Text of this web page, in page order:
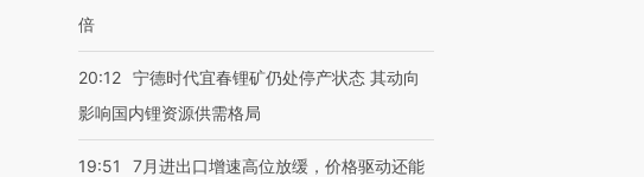
倍
20:12 宁德时代宜春锂矿仍处停产状态 其动向
影响国内锂资源供需格局
19:51
7月进出口增速高位放缓，价格驱动还能